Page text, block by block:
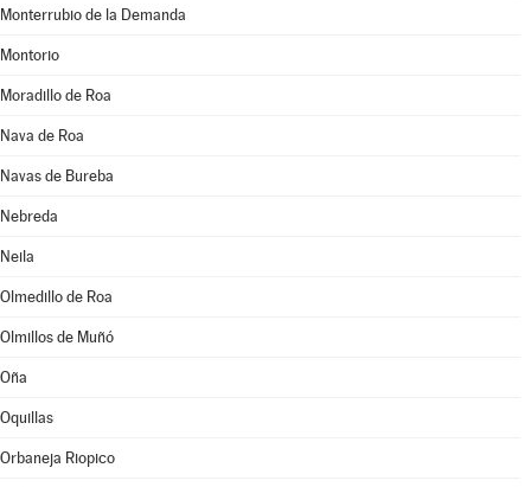
Monterrubio de la Demanda
Montorio
Moradillo de Roa
Nava de Roa
Navas de Bureba
Nebreda
Neila
Olmedillo de Roa
Olmillos de Muñó
Oña
Oquillas
Orbaneja Riopico